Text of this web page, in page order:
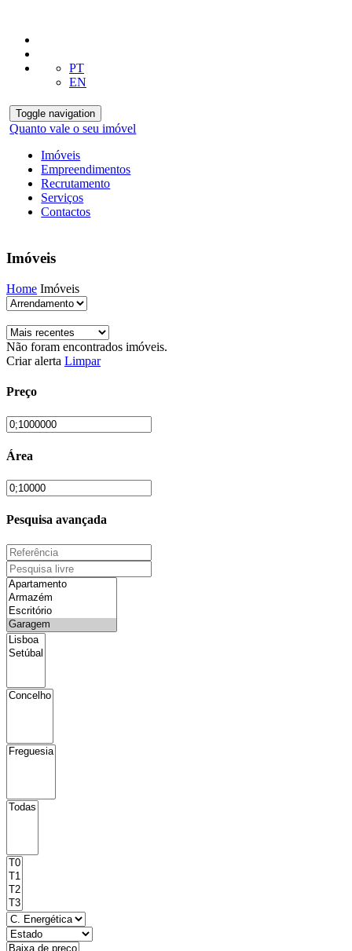
PT
EN
Toggle navigation
Quanto vale o seu imóvel
Imóveis
Empreendimentos
Recrutamento
Serviços
Contactos
Imóveis
Home Imóveis
Não foram encontrados imóveis.
Criar alerta Limpar
Preço
Área
Pesquisa avançada